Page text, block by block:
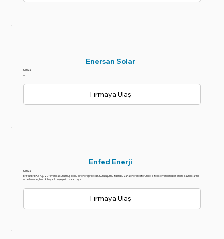
Enersan Solar
Konya
--
Firmaya Ulaş
Enfed Enerji
Konya
ENFED ENERJİ A.Ş., 2014 yılında kurulmuş köklü bir enerji şirketidir. Kuruluşumuzdan bu yana enerji sektöründe, özellikle yenilenebilir enerji kaynaklarına
odaklanarak, birçok başarılı projeye imza atmıştır.
Firmaya Ulaş